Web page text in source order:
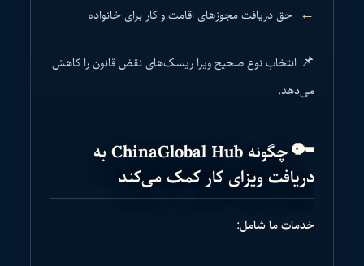
حق دریافت مجوزهای اقامت و کار برای خانواده
📌 انتخاب نوع صحیح ویزا ریسک‌های نقض قانون را کاهش
می‌دهد.
🔑 چگونه ChinaGlobal Hub به
دریافت ویزای کار کمک می‌کند
خدمات ما شامل: